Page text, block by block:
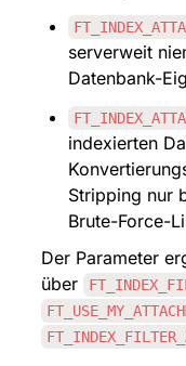
serverweit
Datenbank-
indexierten
Stripping nur
Brute-Force-
Der Parameter
über